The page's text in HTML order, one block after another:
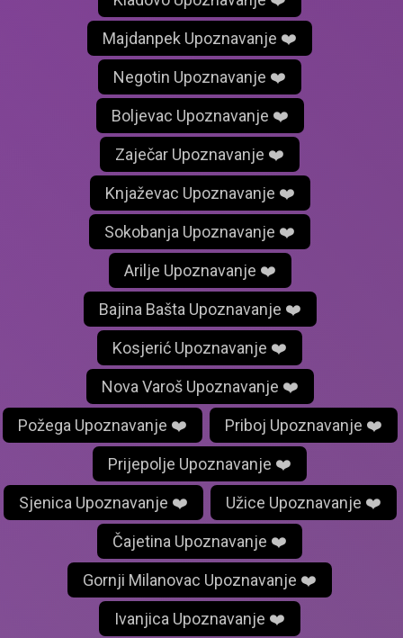
Majdanpek Upoznavanje ❤️
Negotin Upoznavanje ❤️
Boljevac Upoznavanje ❤️
Zaječar Upoznavanje ❤️
Knjaževac Upoznavanje ❤️
Sokobanja Upoznavanje ❤️
Arilje Upoznavanje ❤️
Bajina Bašta Upoznavanje ❤️
Kosjerić Upoznavanje ❤️
Nova Varoš Upoznavanje ❤️
Požega Upoznavanje ❤️ Priboj Upoznavanje ❤️
Prijepolje Upoznavanje ❤️
Sjenica Upoznavanje ❤️ Užice Upoznavanje ❤️
Čajetina Upoznavanje ❤️
Gornji Milanovac Upoznavanje ❤️
Ivanjica Upoznavanje ❤️